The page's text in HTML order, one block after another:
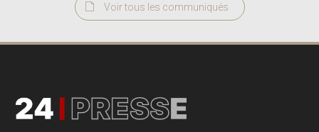
Voir tous les communiqués